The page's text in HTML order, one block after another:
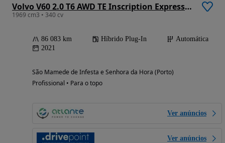
Volvo V60 2.0 T6 AWD TE Inscription Expression
1969 cm3 • 340 cv
86 083 km Híbrido Plug-In
Automática
2021
São Mamede de Infesta e Senhora da Hora (Porto)
Profissional • Para o topo
Ver anúncios
Ver anúncios